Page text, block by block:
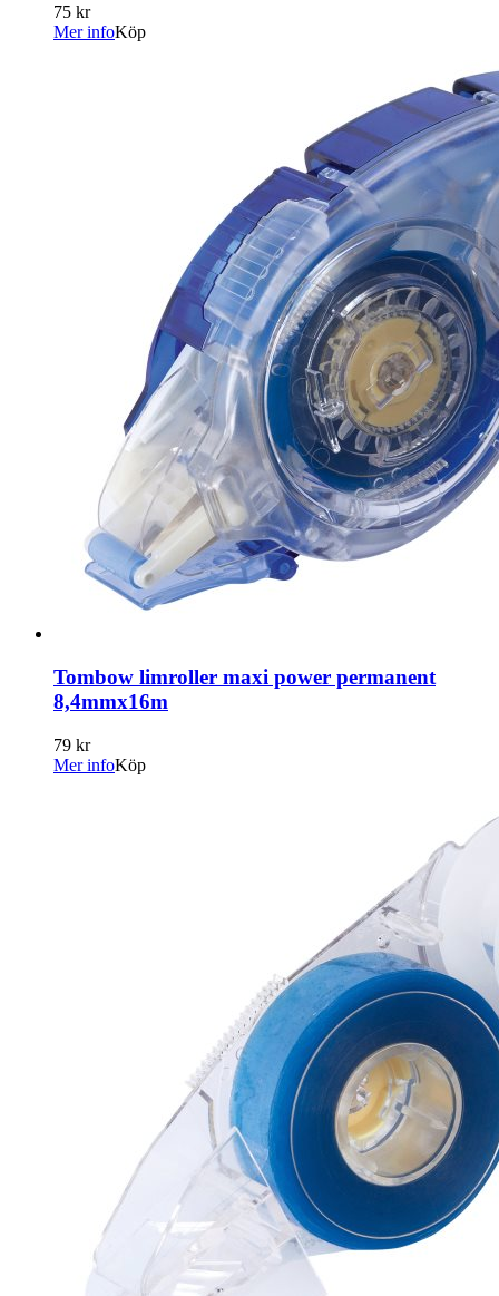
75 kr
Mer infoKöp
Tombow limroller maxi power permanent
8,4mmx16m
79 kr
Mer infoKöp